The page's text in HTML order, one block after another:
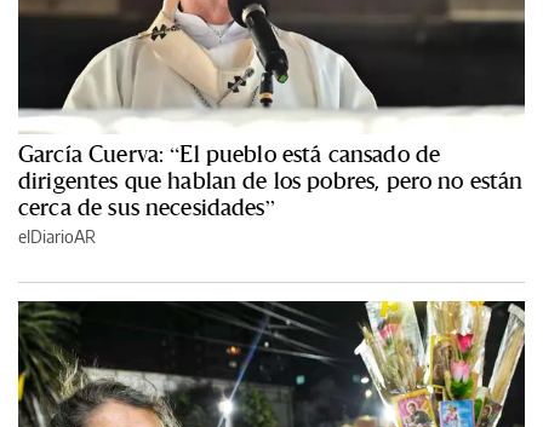
García Cuerva: “El pueblo está cansado de
dirigentes que hablan de los pobres, pero no están
cerca de sus necesidades”
elDiarioAR